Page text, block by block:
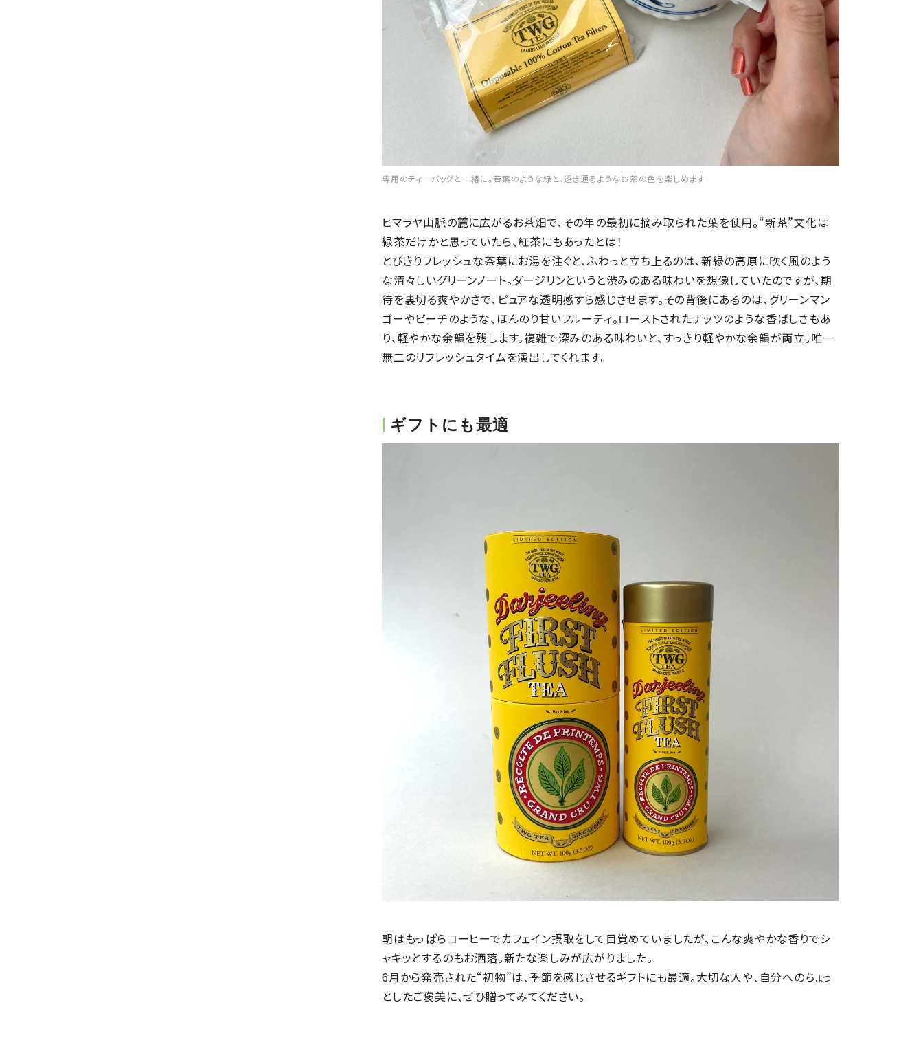
専用のティーバッグと一緒に。若葉のような緑と、透き通るようなお茶の色を楽しめます
ヒマラヤ山脈の麓に広がるお茶畑で、その年の最初に摘み取られた葉を使用。“新茶”文化は
緑茶だけかと思っていたら、紅茶にもあったとは！
とびきりフレッシュな茶葉にお湯を注ぐと、ふわっと立ち上るのは、新緑の高原に吹く風のよう
な清々しいグリーンノート。ダージリンというと渋みのある味わいを想像していたのですが、期
待を裏切る爽やかさで、ピュアな透明感すら感じさせます。その背後にあるのは、グリーンマン
ゴーやピーチのような、ほんのり甘いフルーティ。ローストされたナッツのような香ばしさもあ
り、軽やかな余韻を残します。複雑で深みのある味わいと、すっきり軽やかな余韻が両立。唯一
無二のリフレッシュタイムを演出してくれます。
ギフトにも最適
朝はもっぱらコーヒーでカフェイン摂取をして目覚めていましたが、こんな爽やかな香りでシ
ャキッとするのもお洒落。新たな楽しみが広がりました。
6月から発売された“初物”は、季節を感じさせるギフトにも最適。大切な人や、自分へのちょっ
としたご褒美に、ぜひ贈ってみてください。